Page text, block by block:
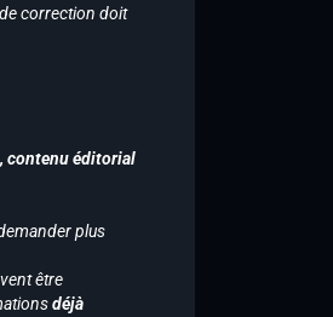
correction doit
contenu éditorial
plus
être
déjà